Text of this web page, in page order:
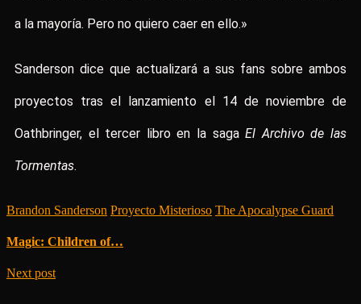
a la mayoría. Pero no quiero caer en ello.»
Sanderson dice que actualizará a sus fans sobre ambos
proyectos tras el lanzamiento el 14 de noviembre de
Oathbringer, el tercer libro en la sagaEl Archivo de las
Tormentas.
Brandon Sanderson Proyecto Misterioso The Apocalypse Guard
Magic: Children of…
Next post